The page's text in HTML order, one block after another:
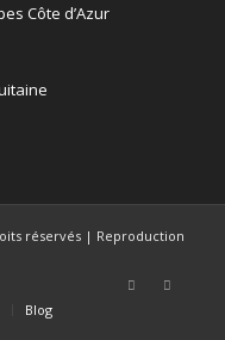
Côte d’Azur
réservés | Reproduction
Blog